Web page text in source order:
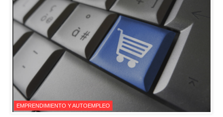
EMPRENDIMIENTO Y AUTOEMPLEO